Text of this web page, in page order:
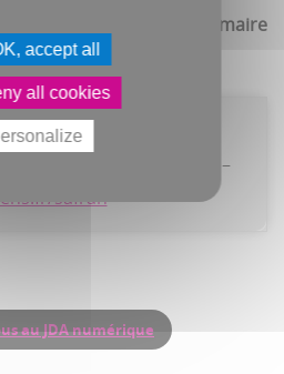
Ingrid Lemaire
? Mauvaise Pichenette !
14h et 15h – Le Safran –
safran
au JDA numérique
accept all
all cookies